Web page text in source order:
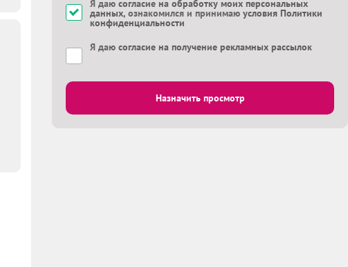
Я даю согласие на обработку моих персональных
данных, ознакомился и принимаю условия Политики
конфиденциальности
Я даю согласие на получение рекламных рассылок
Назначить просмотр